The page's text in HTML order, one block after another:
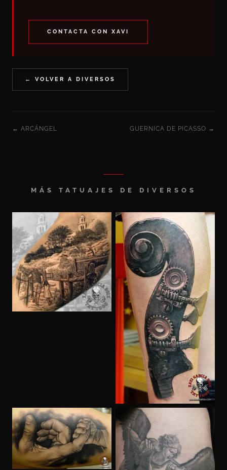
CONTACTA CON XAVI
← VOLVER A DIVERSOS
← ARCÁNGEL GUERNICA DE PICASSO →
MÁS TATUAJES DE DIVERSOS